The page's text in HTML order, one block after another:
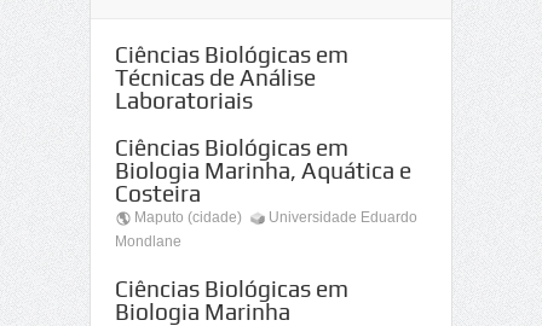
Ciências Biológicas em
Técnicas de Análise
Laboratoriais
Ciências Biológicas em
Biologia Marinha, Aquática e
Costeira
Maputo (cidade)
Universidade Eduardo
Mondlane
Ciências Biológicas em
Biologia Marinha